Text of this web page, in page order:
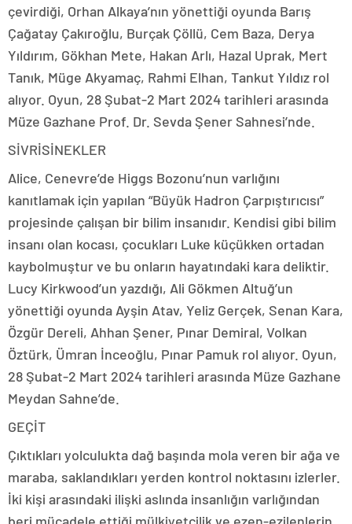
çevirdiği, Orhan Alkaya’nın yönettiği oyunda Barış
Çağatay Çakıroğlu, Burçak Çöllü, Cem Baza, Derya
Yıldırım, Gökhan Mete, Hakan Arlı, Hazal Uprak, Mert
Tanık, Müge Akyamaç, Rahmi Elhan, Tankut Yıldız rol
alıyor. Oyun, 28 Şubat-2 Mart 2024 tarihleri arasında
Müze Gazhane Prof. Dr. Sevda Şener Sahnesi’nde.
SİVRİSİNEKLER
Alice, Cenevre’de Higgs Bozonu’nun varlığını
kanıtlamak için yapılan “Büyük Hadron Çarpıştırıcısı”
projesinde çalışan bir bilim insanıdır. Kendisi gibi bilim
insanı olan kocası, çocukları Luke küçükken ortadan
kaybolmuştur ve bu onların hayatındaki kara deliktir.
Lucy Kirkwood’un yazdığı, Ali Gökmen Altuğ’un
yönettiği oyunda Ayşin Atav, Yeliz Gerçek, Senan Kara,
Özgür Dereli, Ahhan Şener, Pınar Demiral, Volkan
Öztürk, Ümran İnceoğlu, Pınar Pamuk rol alıyor. Oyun,
28 Şubat-2 Mart 2024 tarihleri arasında Müze Gazhane
Meydan Sahne’de.
GEÇİT
Çıktıkları yolculukta dağ başında mola veren bir ağa ve
maraba, saklandıkları yerden kontrol noktasını izlerler.
İki kişi arasındaki ilişki aslında insanlığın varlığından